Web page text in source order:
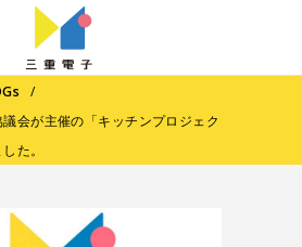
/
会が主催の「キッチンプロジェク
た。